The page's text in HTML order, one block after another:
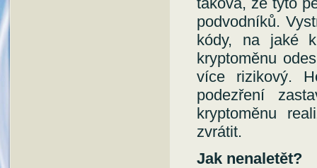
podvodníků.
kódy, na jaké
kryptoměnu
více rizikový.
podezření
kryptoměnu
zvrátit.
Jak nenaletět?